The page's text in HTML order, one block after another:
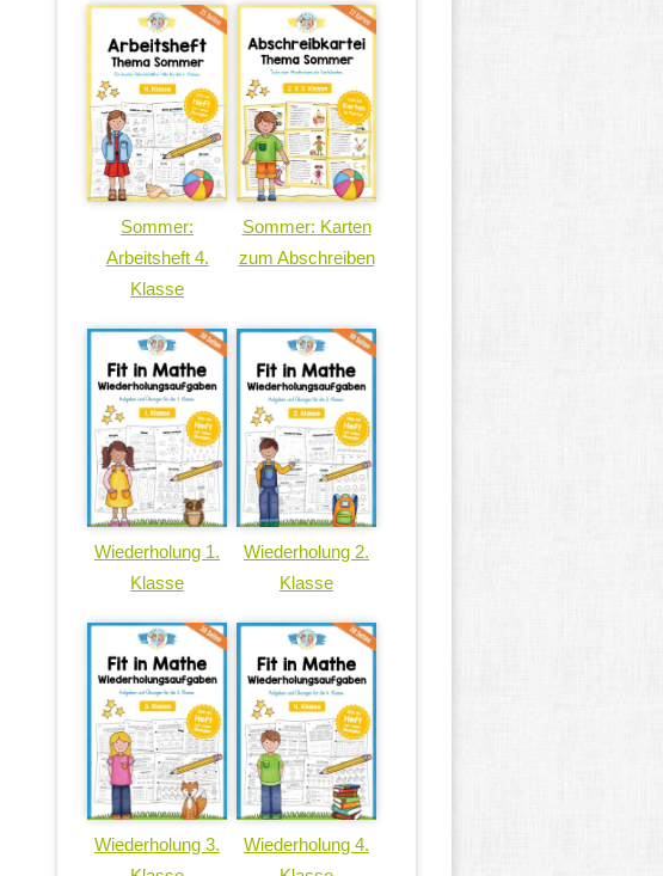
Sommer:
Arbeitsheft 4.
Klasse
Sommer: Karten
zum Abschreiben
Wiederholung 1.
Klasse
Wiederholung 2.
Klasse
Wiederholung 3.
Wiederholung 4.